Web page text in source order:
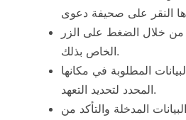
خلال الضغط على الزر
الخاص بذلك.
المطلوبة في مكانها
المحدد لتحديد التعهد.
المدخلة والتأكد من